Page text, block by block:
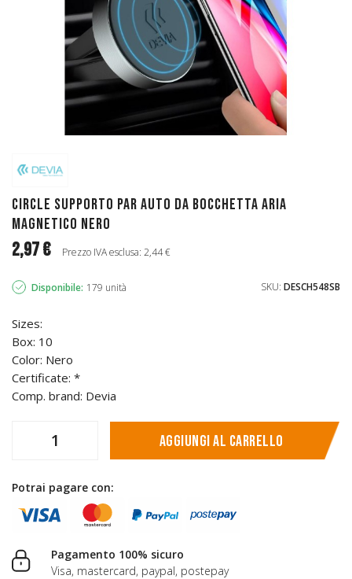
Circle Supporto par auto da bocchetta aria
magnetico Nero
2,97 € Prezzo IVA esclusa: 2,44 €
Disponibile: 179 unità SKU: DESCH548SB
Sizes:
Box: 10
Color: Nero
Certificate: *
Comp. brand: Devia
Aggiungi al carrello
Potrai pagare con:
Pagamento 100% sicuro
Visa, mastercard, paypal, postepay